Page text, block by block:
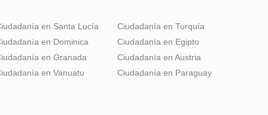
en Santa Lucía
en Dominica
en Granada
en Vanuatu
Ciudadanía en Turquía
Ciudadanía en Egipto
Ciudadanía en Austria
Ciudadanía en Paraguay